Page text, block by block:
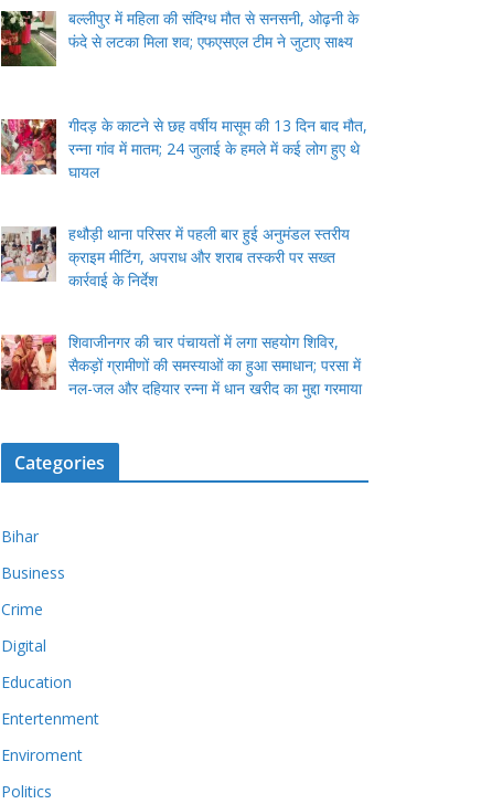
बल्लीपुर में महिला की संदिग्ध मौत से सनसनी, ओढ़नी के
फंदे से लटका मिला शव; एफएसएल टीम ने जुटाए साक्ष्य
गीदड़ के काटने से छह वर्षीय मासूम की 13 दिन बाद मौत,
रन्ना गांव में मातम; 24 जुलाई के हमले में कई लोग हुए थे
घायल
हथौड़ी थाना परिसर में पहली बार हुई अनुमंडल स्तरीय
क्राइम मीटिंग, अपराध और शराब तस्करी पर सख्त
कार्रवाई के निर्देश
शिवाजीनगर की चार पंचायतों में लगा सहयोग शिविर,
सैकड़ों ग्रामीणों की समस्याओं का हुआ समाधान; परसा में
नल-जल और दहियार रन्ना में धान खरीद का मुद्दा गरमाया
Categories
Bihar
Business
Crime
Digital
Education
Entertenment
Enviroment
Politics